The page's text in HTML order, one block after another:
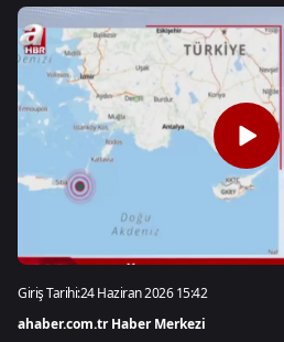
Giriş Tarihi:24 Haziran 2026 15:42
ahaber.com.tr Haber Merkezi